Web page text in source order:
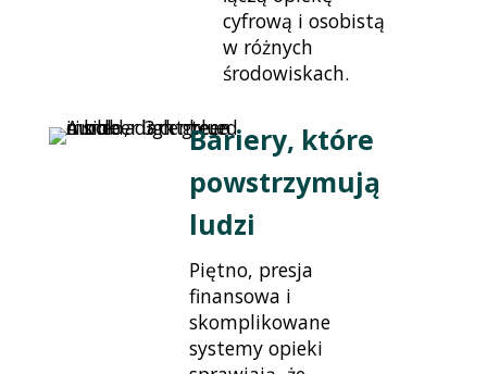
cyfrową i osobistą
w różnych
środowiskach.
Bariery, które
powstrzymują
ludzi
Piętno, presja
finansowa i
skomplikowane
systemy opieki